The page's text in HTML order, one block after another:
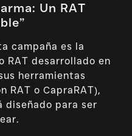
Un RAT
campaña es la
RAT desarrollado en
herramientas
RAT o CapraRAT),
diseñado para ser